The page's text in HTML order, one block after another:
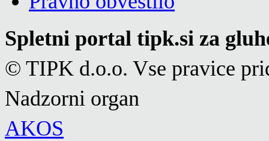
Spletni portal tipk.si za
© TIPK d.o.o. Vse pravice
Nadzorni organ
AKOS